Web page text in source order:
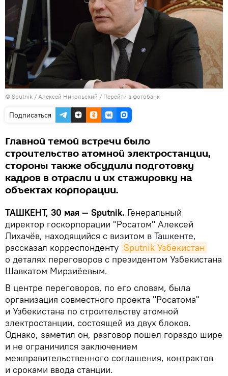
© Sputnik / Алексей Никольский / Перейти в фотобанк
Подписаться
Главной темой встречи было
строительство атомной электростанции,
стороны также обсудили подготовку
кадров в отрасли и их стажировку на
объектах корпорации.
ТАШКЕНТ, 30 мая — Sputnik. Генеральный
директор госкорпорации "Росатом" Алексей
Лихачёв, находящийся с визитом в Ташкенте,
рассказал корреспонденту Sputnik Узбекистан
о деталях переговоров с президентом Узбекистана
Шавкатом Мирзиёевым.
В центре переговоров, по его словам, была
организация совместного проекта "Росатома"
и Узбекистана по строительству атомной
электростанции, состоящей из двух блоков.
Однако, заметил он, разговор пошел гораздо шире
и не ограничился заключением
межправительственного соглашения, контрактов
и сроками ввода станции.